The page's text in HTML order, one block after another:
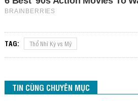
TAG: Thổ Nhĩ Kỳ vs Mỹ
TIN CÙNG CHUYÊN MỤC